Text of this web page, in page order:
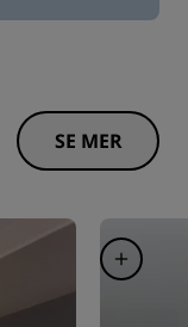
SE MER